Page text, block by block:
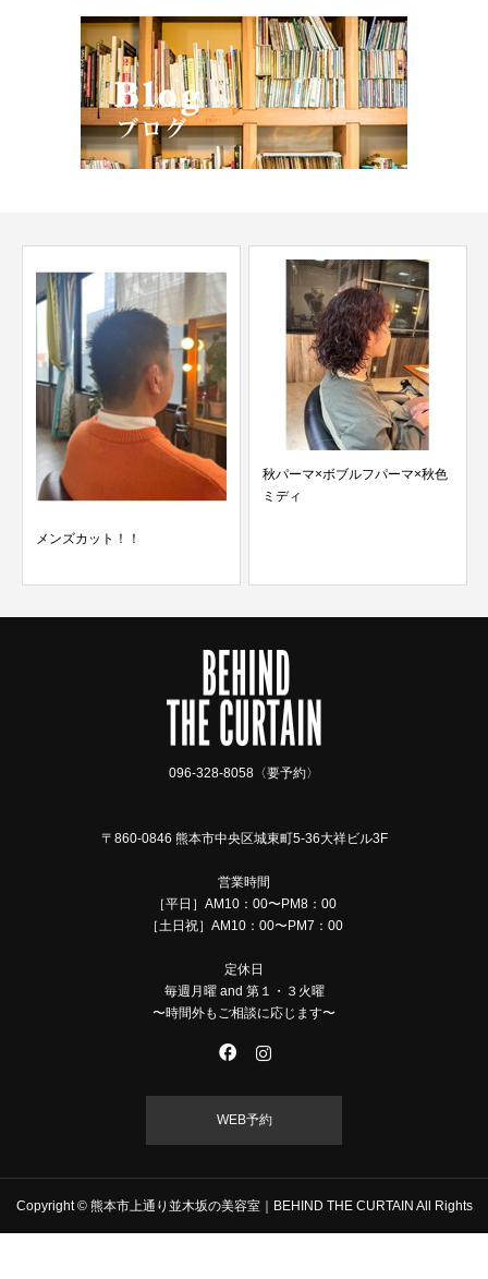
メンズカット！！
秋パーマ×ボブルフパーマ×秋色
ミディ
096-328-8058〈要予約〉
〒860-0846 熊本市中央区城東町5-36大祥ビル3F
営業時間
［平日］AM10：00〜PM8：00
［土日祝］AM10：00〜PM7：00
定休日
毎週月曜 and 第１・３火曜
〜時間外もご相談に応じます〜
WEB予約
Copyright © 熊本市上通り並木坂の美容室｜BEHIND THE CURTAIN All Rights